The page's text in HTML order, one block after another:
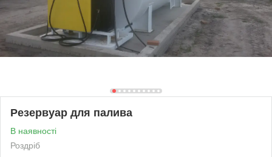
Резервуар для палива
В наявності
Роздріб